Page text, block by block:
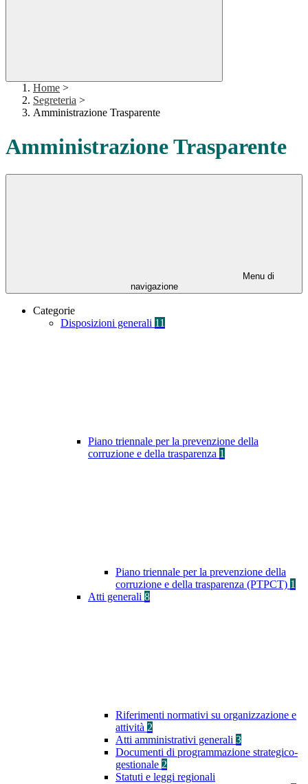
Home >
Segreteria >
Amministrazione Trasparente
Amministrazione Trasparente
Menu di
navigazione
Categorie
Disposizioni generali 11
Piano triennale per la prevenzione della
corruzione e della trasparenza 1
Piano triennale per la prevenzione della
corruzione e della trasparenza (PTPCT) 1
Atti generali 8
Riferimenti normativi su organizzazione e
attività 2
Atti amministrativi generali 3
Documenti di programmazione strategico-
gestionale 2
Statuti e leggi regionali